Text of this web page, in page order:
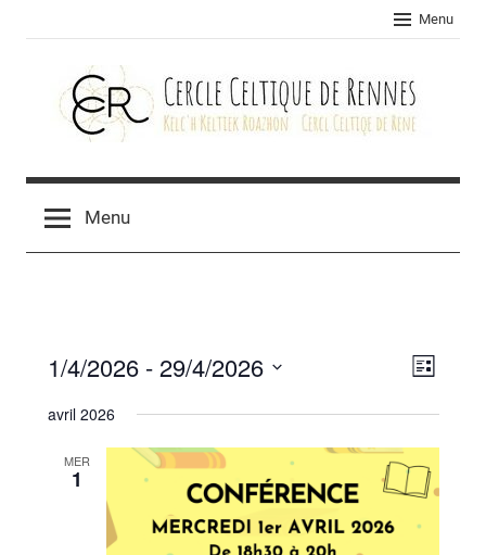
Menu
Cercle
celtique
Menu
par
Liste
1/4/2026 - 29/4/2026
date.
avril 2026
MER
1